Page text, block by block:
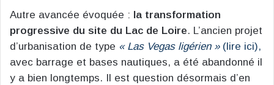
Autre avancée évoquée : la transformation
progressive du site du Lac de Loire. L’ancien projet
d’urbanisation de type « Las Vegas ligérien »(lire ici),
avec barrage et bases nautiques, a été abandonné il
y a bien longtemps. Il est question désormais d’en